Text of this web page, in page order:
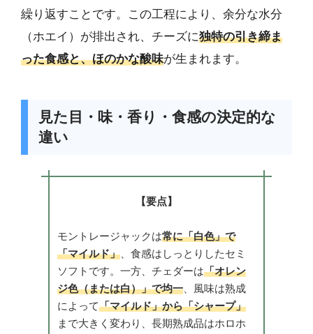
繰り返すことです。この工程により、余分な水分
（ホエイ）が排出され、チーズに独特の引き締ま
った食感と、ほのかな酸味が生まれます。
見た目・味・香り・食感の決定的な
違い
【要点】
モントレージャックは常に「白色」で
「マイルド」、食感はしっとりしたセミ
ソフトです。一方、チェダーは「オレン
ジ色（または白）」で均一、風味は熟成
によって「マイルド」から「シャープ」
まで大きく変わり、長期熟成品はホロホ